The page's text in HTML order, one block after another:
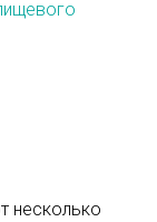
несколько